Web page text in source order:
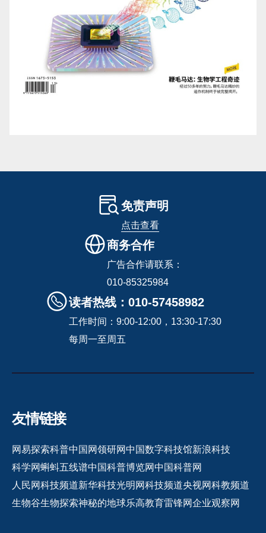
免责声明
点击查看
商务合作
广告合作请联系：
010-85325984
读者热线：010-57458982
工作时间：9:00-12:00，13:30-17:30
每周一至周五
友情链接
网易探索科普中国网领研网中国数字科技馆新浪科技
科学网蝌蚪五线谱中国科普博览网中国科普网
人民网科技频道新华科技光明网科技频道央视网科教频道
生物谷生物探索神秘的地球乐高教育雷锋网企业观察网